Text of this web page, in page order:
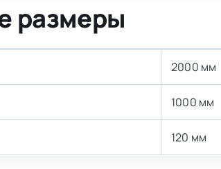
размеры
2000 мм
1000 мм
120 мм